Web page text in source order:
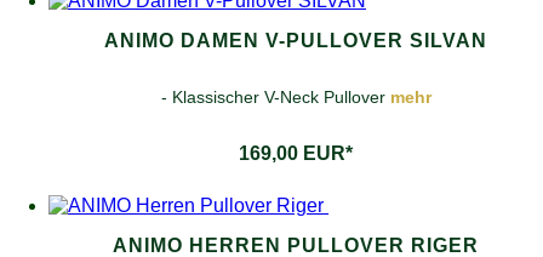
ANIMO DAMEN V-PULLOVER SILVAN
- Klassischer V-Neck Pullover mehr
169,00 EUR*
ANIMO HERREN PULLOVER RIGER